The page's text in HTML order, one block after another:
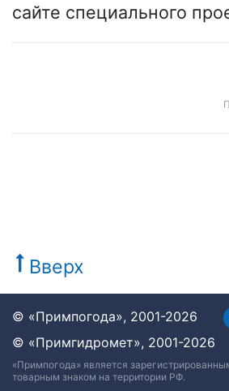
сайте специального
Вверх
© «Примпогода», 2001-2026
© «Примгидромет», 2001-2026
«Примпогода» является
товарным знаком на территории РФ.